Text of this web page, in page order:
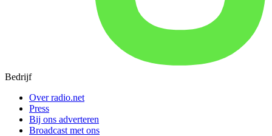
Bedrijf
Over radio.net
Press
Bij ons adverteren
Broadcast met ons